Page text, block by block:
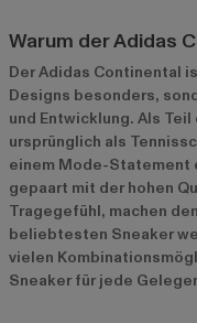
Warum der Adidas
Der Adidas Continental
Designs besonders,
und Entwicklung. Als
ursprünglich als
einem Mode-
gepaart mit der hohen
Tragegefühl, machen
beliebtesten Sneaker
vielen
Sneaker für jede